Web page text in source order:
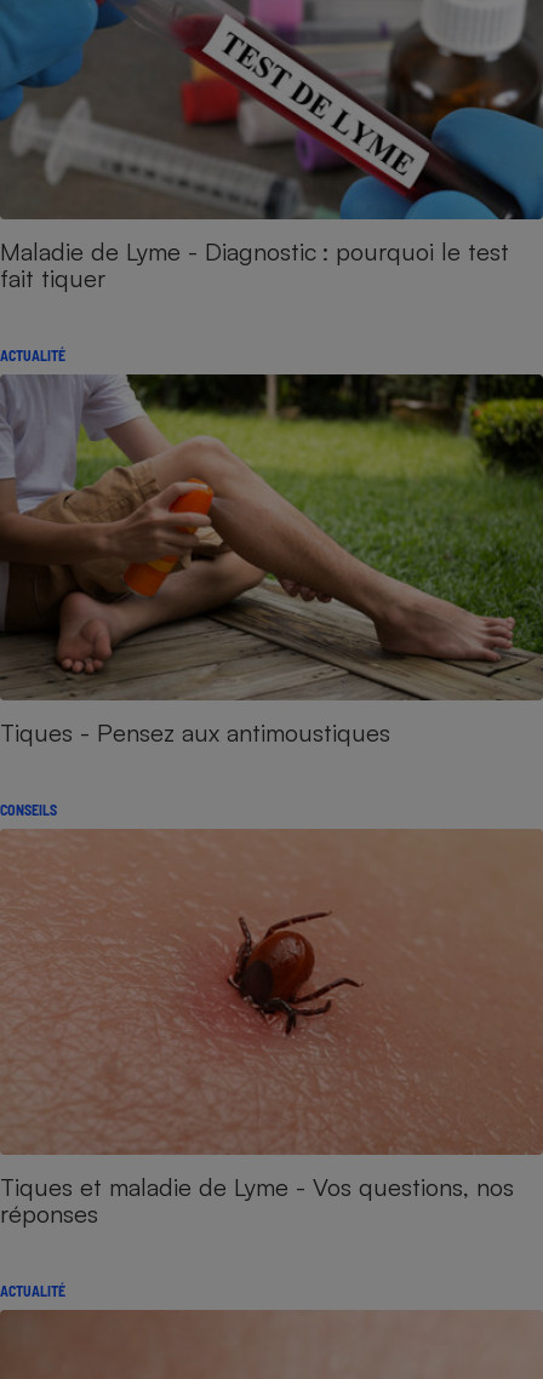
Maladie de Lyme - Diagnostic : pourquoi le test
fait tiquer
ACTUALITÉ
Tiques - Pensez aux antimoustiques
CONSEILS
Tiques et maladie de Lyme - Vos questions, nos
réponses
ACTUALITÉ